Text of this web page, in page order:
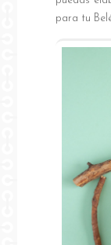
para tu